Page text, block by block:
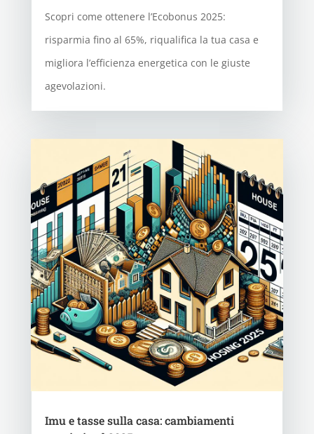
Scopri come ottenere l’Ecobonus 2025:
risparmia fino al 65%, riqualifica la tua casa e
migliora l’efficienza energetica con le giuste
agevolazioni.
Imu e tasse sulla casa: cambiamenti